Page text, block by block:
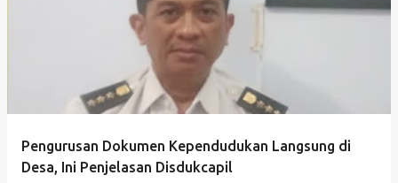
Pengurusan Dokumen Kependudukan Langsung di
Desa, Ini Penjelasan Disdukcapil